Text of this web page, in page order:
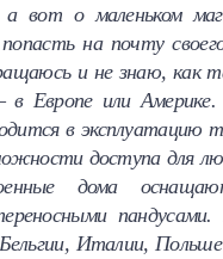
а вот о маленьком
на почту
и не знаю, как
в Европе или
в эксплуатацию
доступа для
дома
Италии, Польше